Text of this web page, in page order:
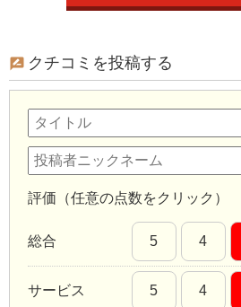
クチコミを投稿する
評価（任意の点数をクリック）
総合 5 4
サービス 5 4